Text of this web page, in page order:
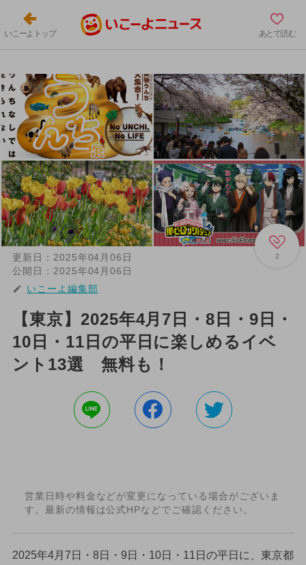
いこーよトップ あとで読む
2
更新日： 2025年04月06日
公開日： 2025年04月06日
いこーよ編集部
【東京】2025年4月7日・8日・9日・
10日・11日の平日に楽しめるイベ
ント13選 無料も！
営業日時や料金などが変更になっている場合がございま
す。最新の情報は公式HPなどでご確認ください。
2025年4月7日・8日・9日・10日・11日の平日に、東京都